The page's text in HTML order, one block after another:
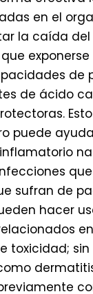
en el
la caída
exponerse
de
de ácido
puede
sufran de
hacer
toxicidad;